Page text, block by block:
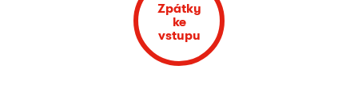
Zpátky
ke
vstupu